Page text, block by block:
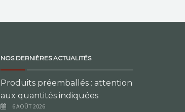
NOS DERNIÈRES ACTUALITÉS
Produits préemballés : attention
aux quantités indiquées
6 AOÛT 2026